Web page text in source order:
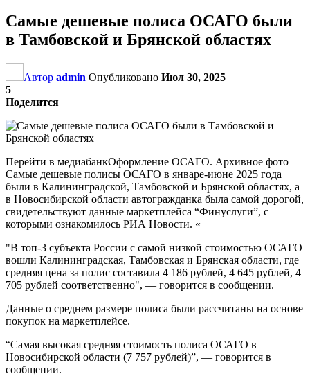
Самые дешевые полиса ОСАГО были
в Тамбовской и Брянской областях
Автор admin Опубликовано Июл 30, 2025
5
Поделится
Перейти в медиабанкОформление ОСАГО. Архивное фото
Самые дешевые полисы ОСАГО в январе-июне 2025 года
были в Калининградской, Тамбовской и Брянской областях, а
в Новосибирской области автогражданка была самой дорогой,
свидетельствуют данные маркетплейса “Финуслуги”, с
которыми ознакомилось РИА Новости. «
"В топ-3 субъекта России с самой низкой стоимостью ОСАГО
вошли Калининградская, Тамбовская и Брянская области, где
средняя цена за полис составила 4 186 рублей, 4 645 рублей, 4
705 рублей соответственно", — говорится в сообщении.
Данные о среднем размере полиса были рассчитаны на основе
покупок на маркетплейсе.
“Самая высокая средняя стоимость полиса ОСАГО в
Новосибирской области (7 757 рублей)”, — говорится в
сообщении.